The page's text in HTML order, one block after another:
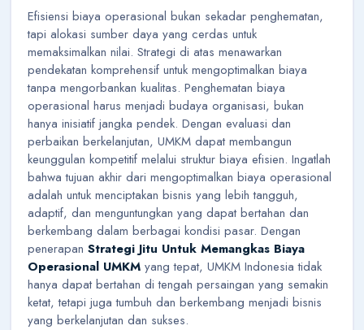
Efisiensi biaya operasional bukan sekadar penghematan,
tapi alokasi sumber daya yang cerdas untuk
memaksimalkan nilai. Strategi di atas menawarkan
pendekatan komprehensif untuk mengoptimalkan biaya
tanpa mengorbankan kualitas. Penghematan biaya
operasional harus menjadi budaya organisasi, bukan
hanya inisiatif jangka pendek. Dengan evaluasi dan
perbaikan berkelanjutan, UMKM dapat membangun
keunggulan kompetitif melalui struktur biaya efisien. Ingatlah
bahwa tujuan akhir dari mengoptimalkan biaya operasional
adalah untuk menciptakan bisnis yang lebih tangguh,
adaptif, dan menguntungkan yang dapat bertahan dan
berkembang dalam berbagai kondisi pasar. Dengan
penerapan Strategi Jitu Untuk Memangkas Biaya
Operasional UMKM yang tepat, UMKM Indonesia tidak
hanya dapat bertahan di tengah persaingan yang semakin
ketat, tetapi juga tumbuh dan berkembang menjadi bisnis
yang berkelanjutan dan sukses.